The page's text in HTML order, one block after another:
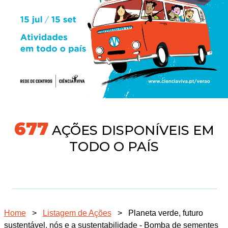
704 AÇÕES DISPONÍVEIS EM
TODO O PAÍS
Home > Listagem de Ações >
Planeta verde, futuro
sustentável, nós e a sustentabilidade - Bomba de sementes